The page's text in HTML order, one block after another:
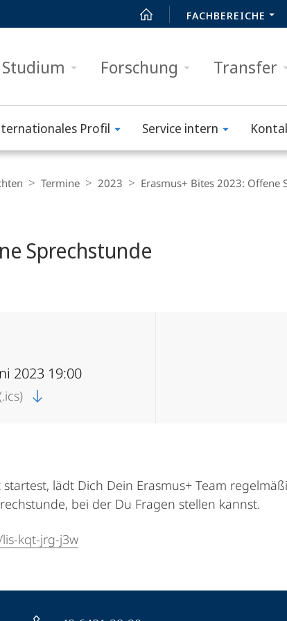
FACHBEREICHE
Studium Forschung Transfer
Profil Service intern
Termine 2023 Erasmus+ Bites 2023: Offene
Sprechstunde
2023 19:00
lädt Dich Dein Erasmus+ Team
bei der Du Fragen stellen kannst.
kqt-jrg-j3w